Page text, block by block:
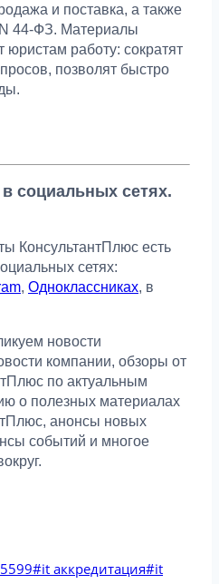
и поставка, а также
N 44-ФЗ. Материалы
юристам работу: сократят
позволят быстро
социальных сетях.
КонсультантПлюс есть
сетях:
, Одноклассниках, в
новости
компании, обзоры от
по актуальным
о полезных материалах
анонсы новых
событий и многое
#it аккредитация#it